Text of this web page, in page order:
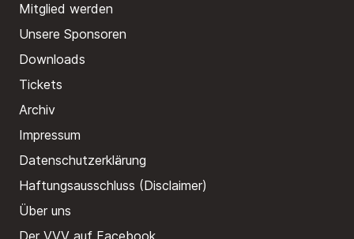
Mitglied werden
Unsere Sponsoren
Downloads
Tickets
Archiv
Impressum
Datenschutzerklärung
Haftungsausschluss (Disclaimer)
Über uns